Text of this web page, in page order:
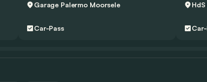
Garage Palermo Moorsele
Car-Pass